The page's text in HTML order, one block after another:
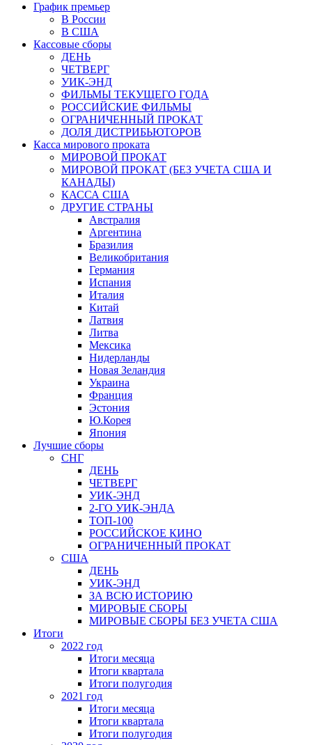
График премьер
В России
В США
Кассовые сборы
ДЕНЬ
ЧЕТВЕРГ
УИК-ЭНД
ФИЛЬМЫ ТЕКУЩЕГО ГОДА
РОССИЙСКИЕ ФИЛЬМЫ
ОГРАНИЧЕННЫЙ ПРОКАТ
ДОЛЯ ДИСТРИБЬЮТОРОВ
Касса мирового проката
МИРОВОЙ ПРОКАТ
МИРОВОЙ ПРОКАТ (БЕЗ УЧЕТА США И
КАНАДЫ)
КАССА США
ДРУГИЕ СТРАНЫ
Австралия
Аргентина
Бразилия
Великобритания
Германия
Испания
Италия
Китай
Латвия
Литва
Мексика
Нидерланды
Новая Зеландия
Украина
Франция
Эстония
Ю.Корея
Япония
Лучшие сборы
СНГ
ДЕНЬ
ЧЕТВЕРГ
УИК-ЭНД
2-ГО УИК-ЭНДА
ТОП-100
РОССИЙСКОЕ КИНО
ОГРАНИЧЕННЫЙ ПРОКАТ
США
ДЕНЬ
УИК-ЭНД
ЗА ВСЮ ИСТОРИЮ
МИРОВЫЕ СБОРЫ
МИРОВЫЕ СБОРЫ БЕЗ УЧЕТА США
Итоги
2022 год
Итоги месяца
Итоги квартала
Итоги полугодия
2021 год
Итоги месяца
Итоги квартала
Итоги полугодия